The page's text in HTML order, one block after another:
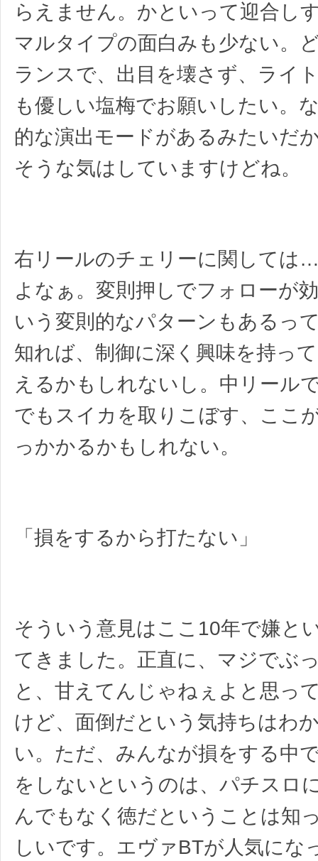
らえません。かといって迎合し
マルタイプの面白みも少ない。
ランスで、出目を壊さず、ライ
も優しい塩梅でお願いしたい。
的な演出モードがあるみたいだ
そうな気はしていますけどね。
右リールのチェリーに関しては
よなぁ。変則押しでフォローが
いう変則的なパターンもあるっ
知れば、制御に深く興味を持っ
えるかもしれないし。中リール
でもスイカを取りこぼす、ここ
っかかるかもしれない。
「損をするから打たない」
そういう意見はここ10年で嫌と
てきました。正直に、マジでぶ
と、甘えてんじゃねぇよと思っ
けど、面倒だという気持ちはわ
い。ただ、みんなが損をする中
をしないというのは、パチスロ
んでもなく徳だということは知
しいです。エヴァBTが人気にな